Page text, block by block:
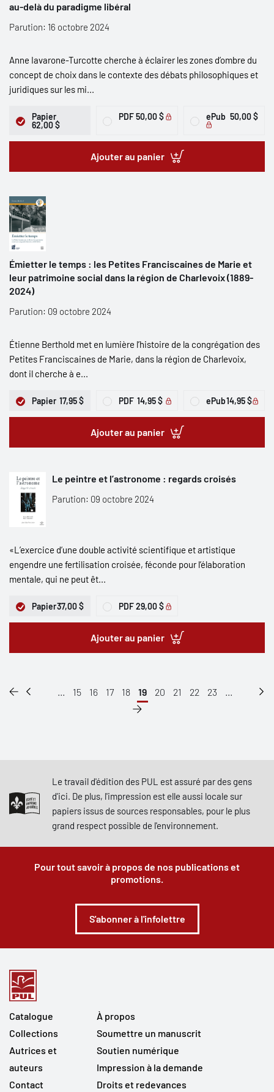
au-delà du paradigme libéral
Parution: 16 octobre 2024
Anne Iavarone-Turcotte cherche à éclairer les zones d’ombre du
concept de choix dans le contexte des débats philosophiques et
juridiques sur les mi...
Papier
62,00 $
PDF50,00 $ ePub 50,00 $
Ajouter au panier
Émietter le temps : les Petites Franciscaines de Marie et
leur patrimoine social dans la région de Charlevoix (1889-
2024)
Parution: 09 octobre 2024
Étienne Berthold met en lumière l’histoire de la congrégation des
Petites Franciscaines de Marie, dans la région de Charlevoix,
dont il cherche à e...
Papier 17,95 $ PDF 14,95 $ ePub14,95 $
Ajouter au panier
Le peintre et l’astronome : regards croisés
Parution: 09 octobre 2024
«L’exercice d’une double activité scientifique et artistique
engendre une fertilisation croisée, féconde pour l’élaboration
mentale, qui ne peut êt...
Papier37,00 $ PDF29,00 $
Ajouter au panier
... 15 16 17 18 19 20 21 22 23 ...
Le travail d'édition des PUL est assuré par des gens
d'ici. De plus, l'impression est elle aussi locale sur
papiers issus de sources responsables, pour le plus
grand respect possible de l'environnement.
Pour tout savoir à propos de nos publications et
promotions.
S'abonner à l'infolettre
Catalogue
Collections
Autrices et
auteurs
Contact
À propos
Soumettre un manuscrit
Soutien numérique
Impression à la demande
Droits et redevances